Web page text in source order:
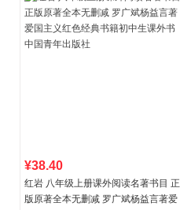
¥38.40
红岩 八年级上册课外阅读名著书目 正
版原著全本无删减 罗广斌杨益言著爱